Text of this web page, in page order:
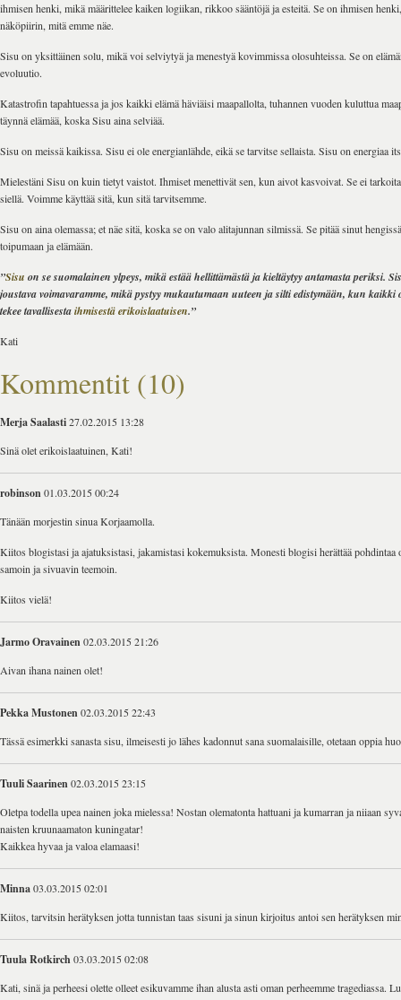
ihmisen henki, mikä määrittelee kaiken logiikan, rikkoo sääntöjä ja esteitä. Se on ihmisen
näköpiirin, mitä emme näe.
Sisu on yksittäinen solu, mikä voi selviytyä ja menestyä kovimmissa olosuhteissa. Se on
evoluutio.
Katastrofin tapahtuessa ja jos kaikki elämä häviäisi maapallolta, tuhannen vuoden kuluttua
täynnä elämää, koska Sisu aina selviää.
Sisu on meissä kaikissa. Sisu ei ole energianlähde, eikä se tarvitse sellaista. Sisu on energiaa
Mielestäni Sisu on kuin tietyt vaistot. Ihmiset menettivät sen, kun aivot kasvoivat. Se ei
siellä. Voimme käyttää sitä, kun sitä tarvitsemme.
Sisu on aina olemassa; et näe sitä, koska se on valo alitajunnan silmissä. Se pitää sinut
toipumaan ja elämään.
”Sisu on se suomalainen ylpeys, mikä estää hellittämästä ja kieltäytyy antamasta periksi.
joustava voimavaramme, mikä pystyy mukautumaan uuteen ja silti edistymään, kun kaikki
tekee tavallisestaihmisestä erikoislaatuisen.”
Kati
Kommentit (10)
Merja Saalasti27.02.2015 13:28
Sinä olet erikoislaatuinen, Kati!
robinson01.03.2015 00:24
Tänään morjestin sinua Korjaamolla.
Kiitos blogistasi ja ajatuksistasi, jakamistasi kokemuksista. Monesti blogisi herättää pohdintaa
samoin ja sivuavin teemoin.
Kiitos vielä!
Jarmo Oravainen02.03.2015 21:26
Aivan ihana nainen olet!
Pekka Mustonen02.03.2015 22:43
Tässä esimerkki sanasta sisu, ilmeisesti jo lähes kadonnut sana suomalaisille, otetaan oppia
Tuuli Saarinen02.03.2015 23:15
Oletpa todella upea nainen joka mielessa! Nostan olematonta hattuani ja kumarran ja niiaan
naisten kruunaamaton kuningatar!
Kaikkea hyvaa ja valoa elamaasi!
Minna03.03.2015 02:01
Kiitos, tarvitsin herätyksen jotta tunnistan taas sisuni ja sinun kirjoitus antoi sen herätyksen
Tuula Rotkirch03.03.2015 02:08
Kati, sinä ja perheesi olette olleet esikuvamme ihan alusta asti oman perheemme tragediassa.